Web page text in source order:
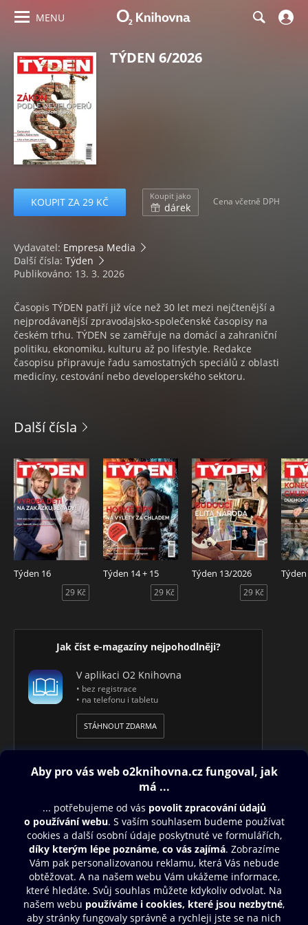
MENU
TÝDEN 6/2026
KOUPIT ZA 29 KČ Koupit jako
dárek Cena včetně DPH
Vydavatel: Empresa Media
Další čísla: Týden
Publikováno: 13. 3. 2026
Časopis TÝDEN patří již více než 30 let mezi nejčtenější a
nejprodávanější zpravodajsko-společenské časopisy na
českém trhu. TÝDEN se zaměřuje na domácí a zahraniční
politiku, ekonomiku, kulturu až po lifestyle. Redakce
časopisu připravuje řadu samostatných speciálů z oblasti
medicíny, cestování nebo developerského sektoru.
Další čísla
Týden 16
29 Kč
Týden 14 + 15
29 Kč
Týden 13/2026
29 Kč
Jak číst e-magazíny nejpohodlněji?
V aplikaci O2 Knihovna
• bez registrace
• na telefonu i tabletu
STÁHNOUT ZDARMA
Obsah ke stažení
Moje O2 Knihovna
Další zábava
© O2 Czech Republic a.s.